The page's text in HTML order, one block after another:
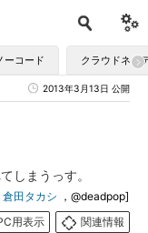
ーコード クラウドネイ
2013年3月13日 公開
しまうっす。
倉田タカシ ，@deadpop]
用表示
関連情報